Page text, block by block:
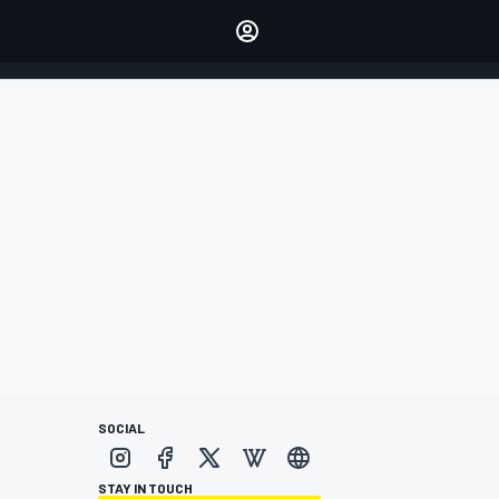
ACCEDI
SOCIAL
STAY IN TOUCH